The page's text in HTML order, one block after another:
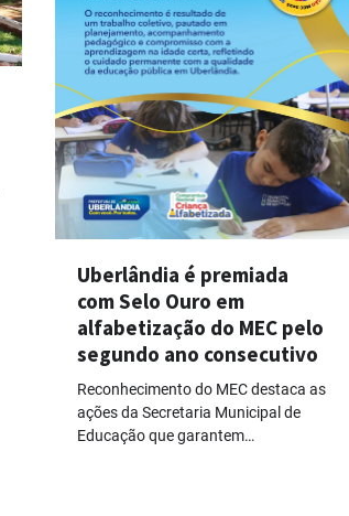
Uberlândia é premiada
com Selo Ouro em
alfabetização do MEC pelo
segundo ano consecutivo
Reconhecimento do MEC destaca as
ações da Secretaria Municipal de
Educação que garantem…